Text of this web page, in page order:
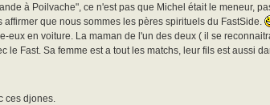
à Poilvache", ce n'est pas que Michel était le meneur,
affirmer que nous sommes les pères spirituels du FastSide.
eux en voiture. La maman de l'un des deux ( il se
le Fast. Sa femme est a tout les matchs, leur fils est aussi
ces djones.